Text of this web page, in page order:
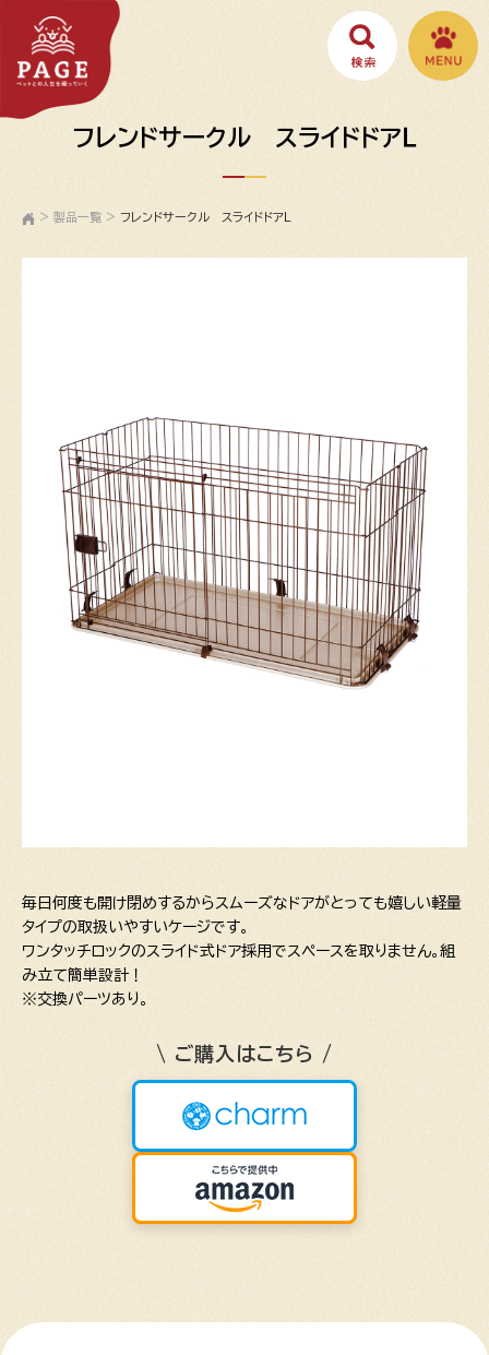
フレンドサークル スライドドアＬ
> 製品一覧 > フレンドサークル スライドドアＬ
毎日何度も開け閉めするからスムーズなドアがとっても嬉しい軽量
タイプの取扱いやすいケージです。
ワンタッチロックのスライド式ドア採用でスペースを取りません。組
み立て簡単設計！
※交換パーツあり。
\ ご購入はこちら /